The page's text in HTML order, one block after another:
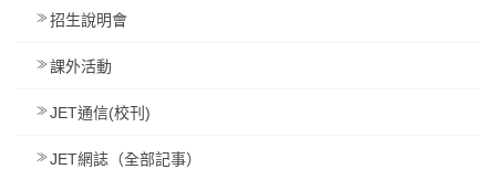
招生說明會
課外活動
JET通信(校刊)
JET網誌（全部記事）